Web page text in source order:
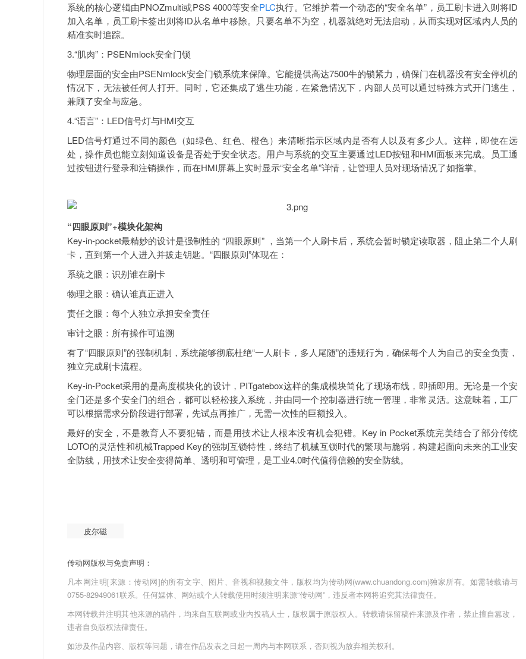
系统的核心逻辑由PNOZmulti或PSS 4000等安全PLC执行。它维护着一个动态的“安全名单”，员工刷卡进入则将ID
加入名单，员工刷卡签出则将ID从名单中移除。只要名单不为空，机器就绝对无法启动，从而实现对区域内人员的
精准实时追踪。
3.“肌肉”：PSENmlock安全门锁
物理层面的安全由PSENmlock安全门锁系统来保障。它能提供高达7500牛的锁紧力，确保门在机器没有安全停机的
情况下，无法被任何人打开。同时，它还集成了逃生功能，在紧急情况下，内部人员可以通过特殊方式开门逃生，
兼顾了安全与应急。
4.“语言”：LED信号灯与HMI交互
LED信号灯通过不同的颜色（如绿色、红色、橙色）来清晰指示区域内是否有人以及有多少人。这样，即使在远
处，操作员也能立刻知道设备是否处于安全状态。用户与系统的交互主要通过LED按钮和HMI面板来完成。员工通
过按钮进行登录和注销操作，而在HMI屏幕上实时显示“安全名单”详情，让管理人员对现场情况了如指掌。
“四眼原则”+模块化架构
Key-in-pocket最精妙的设计是强制性的 “四眼原则” ，当第一个人刷卡后，系统会暂时锁定读取器，阻止第二个人刷
卡，直到第一个人进入并拔走钥匙。“四眼原则”体现在：
系统之眼：识别谁在刷卡
物理之眼：确认谁真正进入
责任之眼：每个人独立承担安全责任
审计之眼：所有操作可追溯
有了“四眼原则”的强制机制，系统能够彻底杜绝“一人刷卡，多人尾随”的违规行为，确保每个人为自己的安全负责，
独立完成刷卡流程。
Key-in-Pocket采用的是高度模块化的设计，PITgatebox这样的集成模块简化了现场布线，即插即用。无论是一个安
全门还是多个安全门的组合，都可以轻松接入系统，并由同一个控制器进行统一管理，非常灵活。这意味着，工厂
可以根据需求分阶段进行部署，先试点再推广，无需一次性的巨额投入。
最好的安全，不是教育人不要犯错，而是用技术让人根本没有机会犯错。Key in Pocket系统完美结合了部分传统
LOTO的灵活性和机械Trapped Key的强制互锁特性，终结了机械互锁时代的繁琐与脆弱，构建起面向未来的工业安
全防线，用技术让安全变得简单、透明和可管理，是工业4.0时代值得信赖的安全防线。
皮尔磁
传动网版权与免责声明：
凡本网注明[来源：传动网]的所有文字、图片、音视和视频文件，版权均为传动网(www.chuandong.com)独家所有。如需转载请与
0755-82949061联系。任何媒体、网站或个人转载使用时须注明来源“传动网”，违反者本网将追究其法律责任。
本网转载并注明其他来源的稿件，均来自互联网或业内投稿人士，版权属于原版权人。转载请保留稿件来源及作者，禁止擅自篡改，
违者自负版权法律责任。
如涉及作品内容、版权等问题，请在作品发表之日起一周内与本网联系，否则视为放弃相关权利。